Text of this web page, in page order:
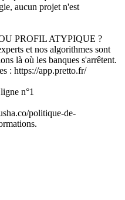
aucun projet n'est
PROFIL ATYPIQUE ?
et nos algorithmes sont
là où les banques s'arrêtent.
: https://app.pretto.fr/
n°1
politique-de-